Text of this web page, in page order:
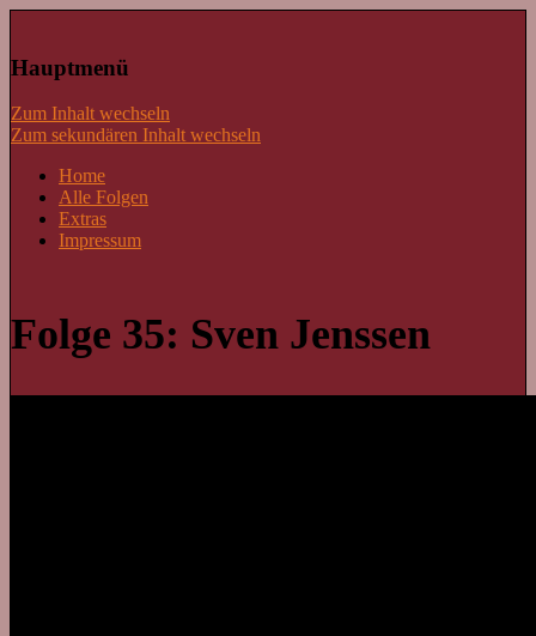
Lass mal schnacken!
Hauptmenü
Zum Inhalt wechseln
Zum sekundären Inhalt wechseln
Home
Alle Folgen
Extras
Impressum
Folge 35: Sven Jenssen